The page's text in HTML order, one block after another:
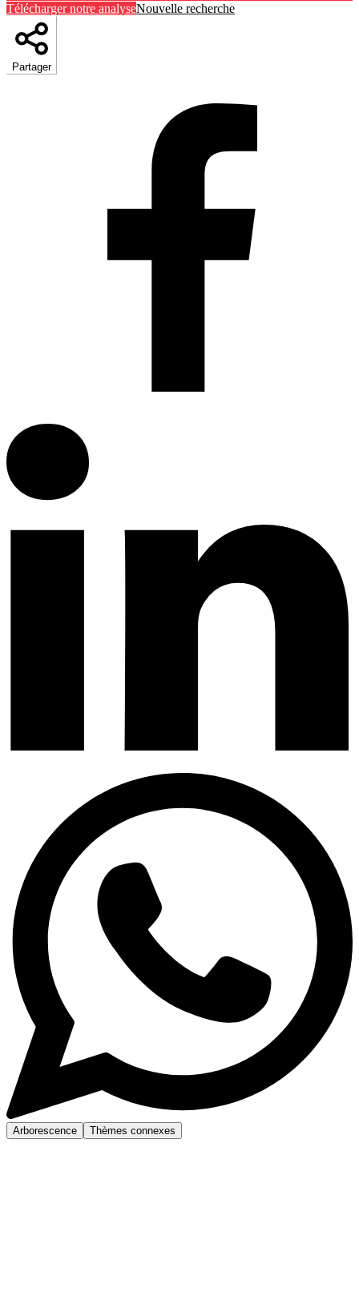
Télécharger notre analyseNouvelle recherche
Partager
Arborescence Thèmes connexes